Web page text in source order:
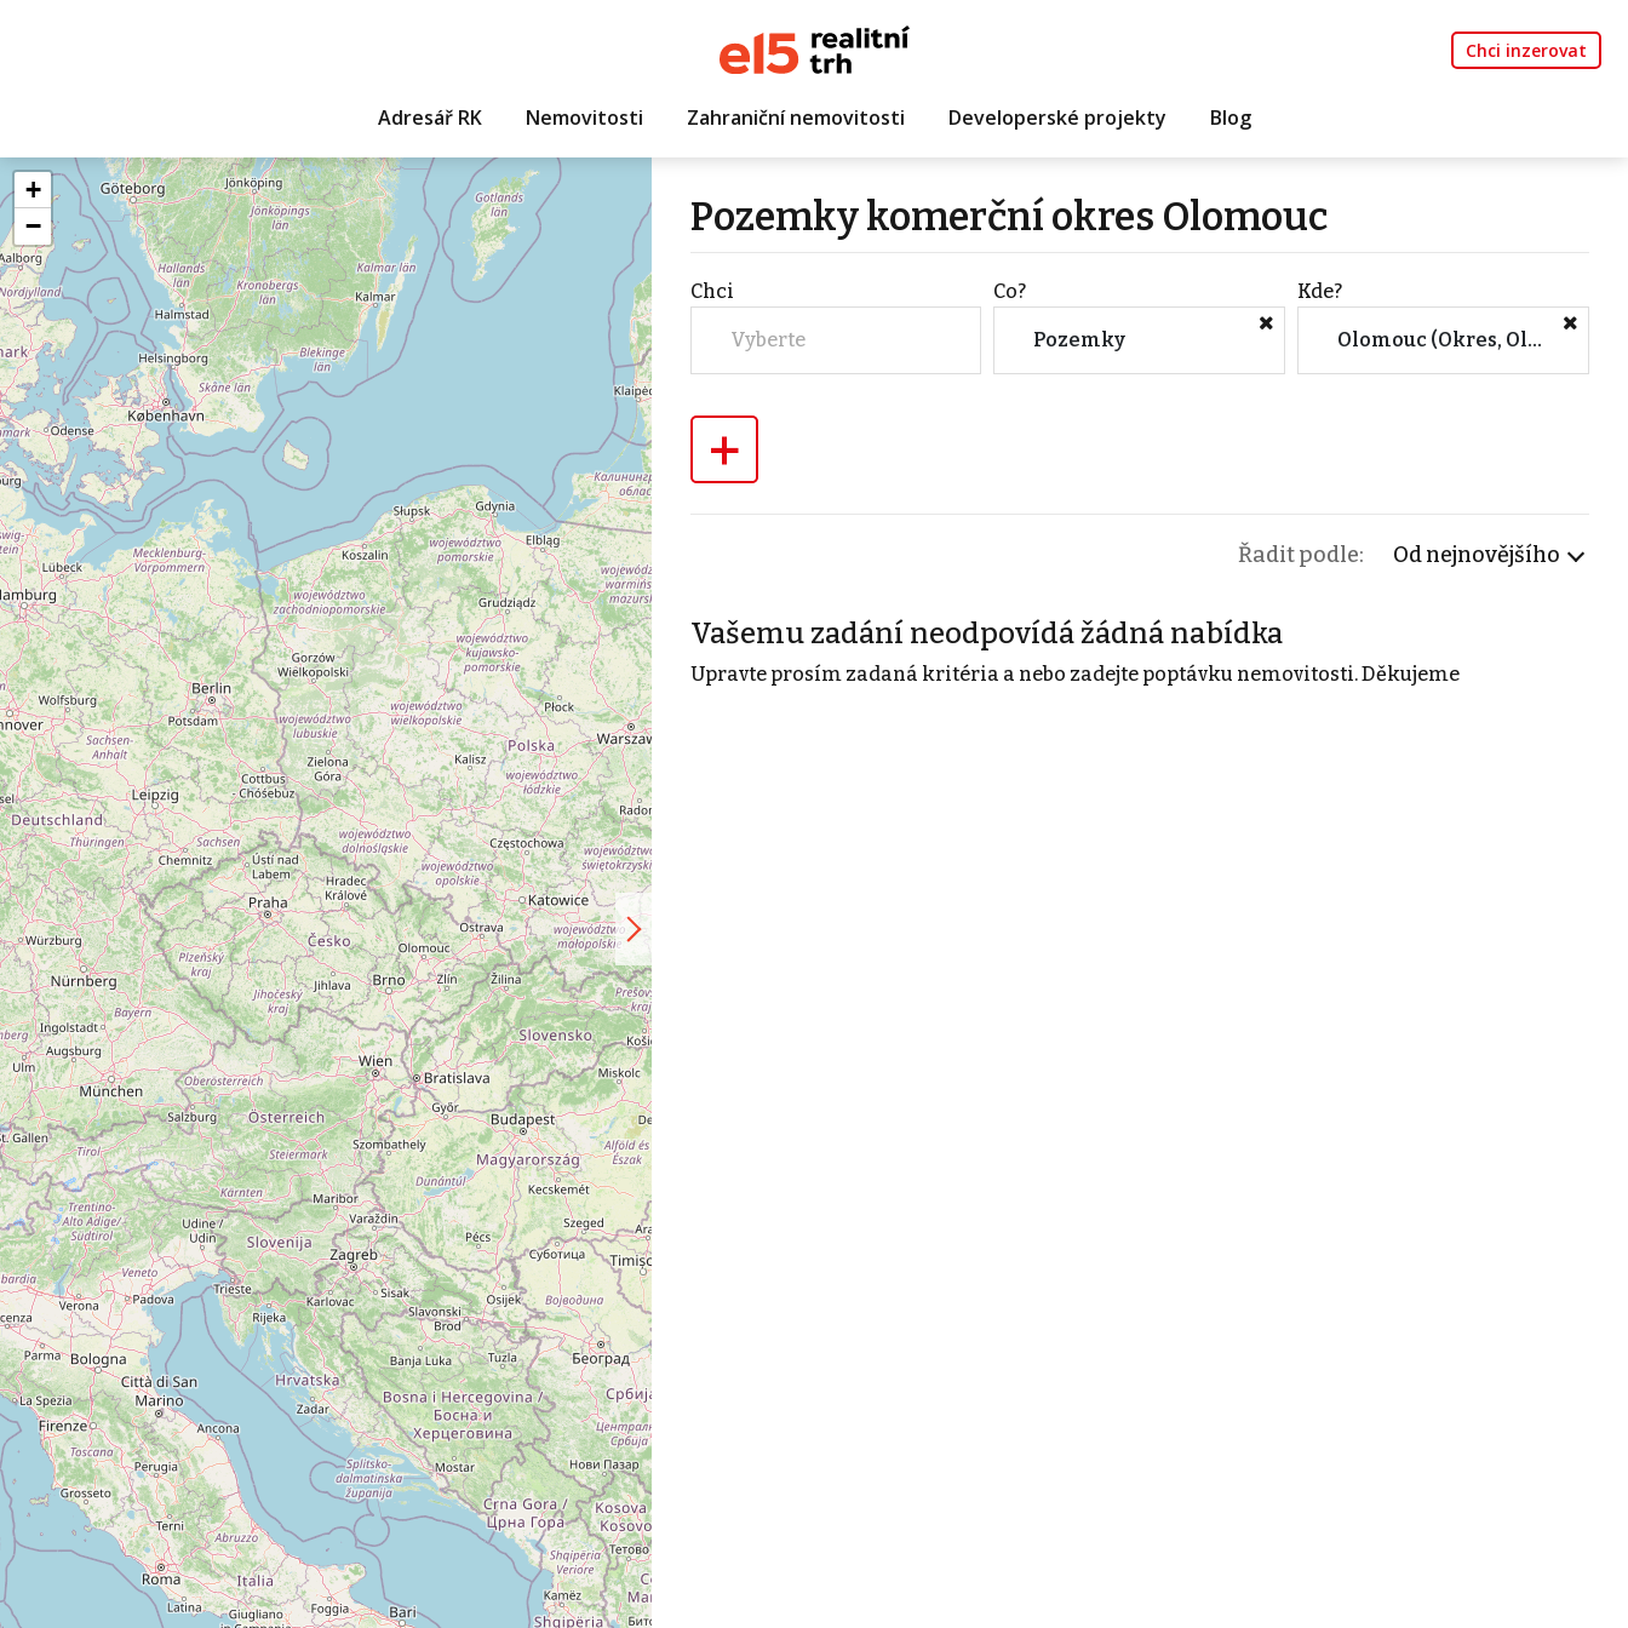
Chci inzerovat
Adresář RK Nemovitosti Zahraniční nemovitosti Developerské projekty Blog
+
−
Pozemky komerční okres Olomouc
Chci
Vyberte
Co?
Pozemky
Kde?
Olomouc (Okres, Olomoucký kraj)
+
Řadit podle: Od nejnovějšího
Vašemu zadání neodpovídá žádná nabídka
Upravte prosím zadaná kritéria a nebo zadejte poptávku nemovitosti. Děkujeme